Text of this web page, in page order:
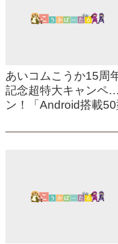
あいコムこうか15周
記念超特大キャンペー
ン！「Android搭載50
ント」